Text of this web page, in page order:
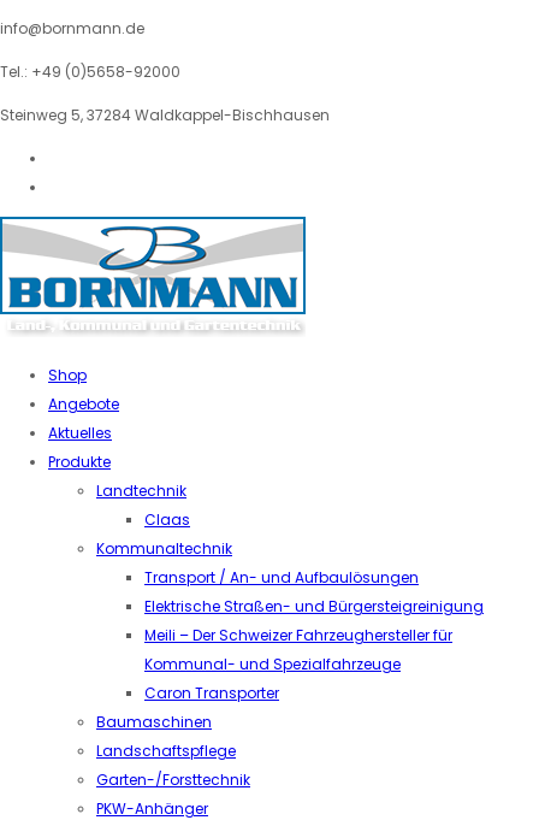
info@bornmann.de
Tel.: +49 (0)5658-92000
Steinweg 5, 37284 Waldkappel-Bischhausen
Shop
Angebote
Aktuelles
Produkte
Landtechnik
Claas
Kommunaltechnik
Transport / An- und Aufbaulösungen
Elektrische Straßen- und Bürgersteigreinigung
Meili – Der Schweizer Fahrzeughersteller für
Kommunal- und Spezialfahrzeuge
Caron Transporter
Baumaschinen
Landschaftspflege
Garten-/Forsttechnik
PKW-Anhänger